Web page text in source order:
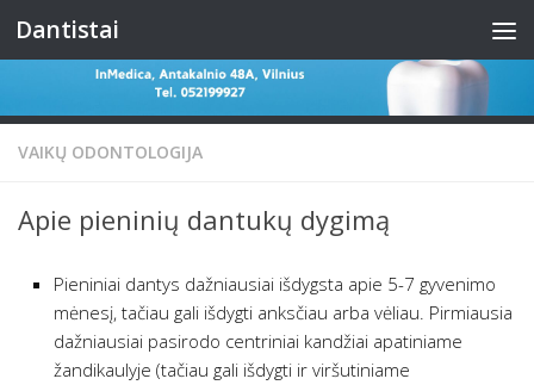
Skip to content
Dantistai
VAIKŲ ODONTOLOGIJA
Apie pieninių dantukų dygimą
Pieniniai dantys dažniausiai išdygsta apie 5-7 gyvenimo
mėnesį, tačiau gali išdygti anksčiau arba vėliau. Pirmiausia
dažniausiai pasirodo centriniai kandžiai apatiniame
žandikaulyje (tačiau gali išdygti ir viršutiniame